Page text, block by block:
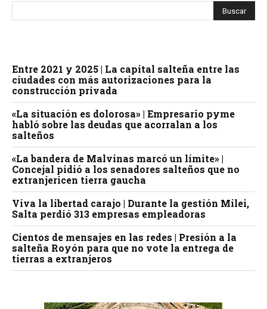
Entre 2021 y 2025 | La capital salteña entre las
ciudades con más autorizaciones para la
construcción privada
«La situación es dolorosa» | Empresario pyme
habló sobre las deudas que acorralan a los
salteños
«La bandera de Malvinas marcó un límite» |
Concejal pidió a los senadores salteños que no
extranjericen tierra gaucha
Viva la libertad carajo | Durante la gestión Milei,
Salta perdió 313 empresas empleadoras
Cientos de mensajes en las redes | Presión a la
salteña Royón para que no vote la entrega de
tierras a extranjeros